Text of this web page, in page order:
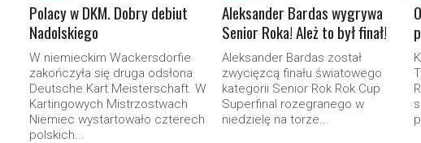
Polacy w DKM. Dobry debiut
Nadolskiego
W niemieckim Wackersdorfie
zakończyła się druga odsłona
Deutsche Kart Meisterschaft. W
Kartingowych Mistrzostwach
Niemiec wystartowało czterech
polskich...
Aleksander Bardas wygrywa
Senior Roka! Ależ to był finał!
Aleksander Bardas został
zwycięzcą finału światowego
kategorii Senior Rok Rok Cup
Superfinal rozegranego w
niedzielę na torze...